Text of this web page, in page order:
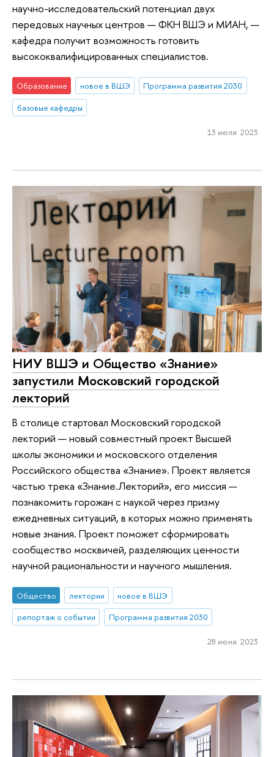
научно-исследовательский потенциал двух
передовых научных центров — ФКН ВШЭ и МИАН, —
кафедра получит возможность готовить
высококвалифицированных специалистов.
Образование новое в ВШЭ
Программа развития 2030
базовые кафедры
13 июля 2023
НИУ ВШЭ и Общество «Знание»
запустили Московский городской
лекторий
В столице стартовал Московский городской
лекторий — новый совместный проект Высшей
школы экономики и московского отделения
Российского общества «Знание». Проект является
частью трека «Знание.Лекторий», его миссия —
познакомить горожан с наукой через призму
ежедневных ситуаций, в которых можно применять
новые знания. Проект поможет сформировать
сообщество москвичей, разделяющих ценности
научной рациональности и научного мышления.
Общество лектории
новое в ВШЭ
репортаж о событии
Программа развития 2030
28 июня 2023